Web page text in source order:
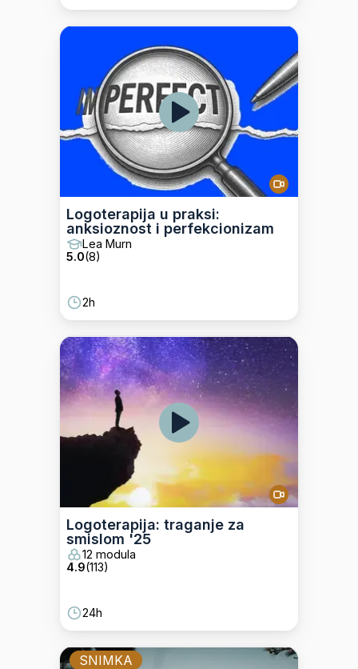
Logoterapija u praksi:
anksioznost i perfekcionizam
Lea Murn
5.0(8)
2h
Logoterapija: traganje za
smislom '25
12 modula
4.9(113)
24h
SNIMKA